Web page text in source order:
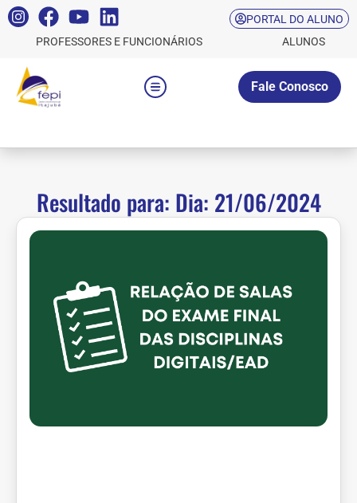
PORTAL DO ALUNO
PROFESSORES E FUNCIONÁRIOS
ALUNOS
Fale Conosco
Resultado para: Dia: 21/06/2024